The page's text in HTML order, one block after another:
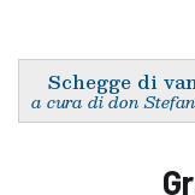
Schegge di
a cura di don